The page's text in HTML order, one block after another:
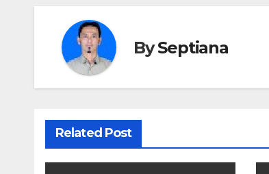
BySeptiana
Related Post